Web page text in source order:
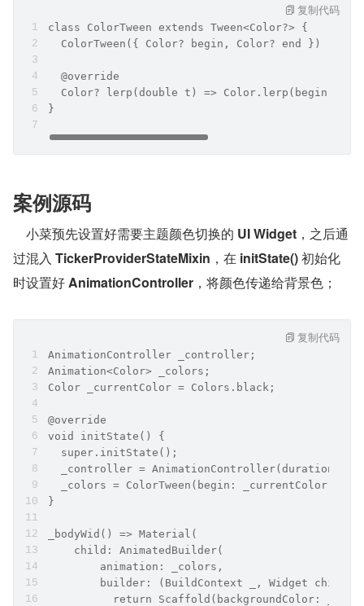
class ColorTween extends Tween<Color?> {
ColorTween({ Color? begin, Color? end }) :
  @override
Color? lerp(double t) => Color.lerp(begin,
}
复制代码
案例源码
小菜预先设置好需要主题颜色切换的 UI Widget ，之后通
过混入 TickerProviderStateMixin ，在 initState() 初始化
时设置好 AnimationController ，将颜色传递给背景色；
AnimationController _controller;
Animation<Color> _colors;
Color _currentColor = Colors.black;
@override
void initState() {
  super.initState();
_controller = AnimationController(duration:
_colors = ColorTween(begin: _currentColor,
}
_bodyWid() => Material(
    child: AnimatedBuilder(
        animation: _colors,
builder: (BuildContext _, Widget
return Scaffold(backgroundColor:
复制代码